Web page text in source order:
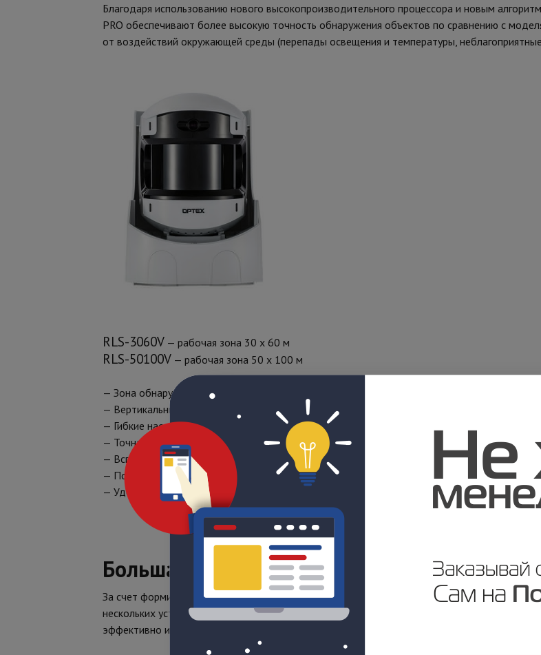
Благодаря использованию нового высокопроизводительного процессора и новым
PRO обеспечивают более высокую точность обнаружения объектов по сравнению с
от воздействий окружающей среды (перепады освещения и температуры,
RLS-3060V — рабочая зона 30 х 60 м
RLS-50100V — рабочая зона 50 х 100 м
— Зона обнаружения прямоугольной формы без мертвых зон
— Вертикальный и горизонтальный режимы работы
— Гибкие настройки рабочей области и алгоритмов срабатывания
— Точная работа без ложных тревог из-за воздействия окружающей среды
— Вспомогательная панорамная 2-мегапиксельная видеокамера
— Подключение к сети Ethenet с возможностью питания по PoE+
— Удобная настройка через веб-интерфейс
Большая зона обнаружения
За счет формирования прямоугольной области обнаружения, в которой полностью
нескольких устройств внахлест с частичным перекрытием их рабочих зон. Увеличенная
эффективно использовать извещатели для защиты больших пространств: для охвата